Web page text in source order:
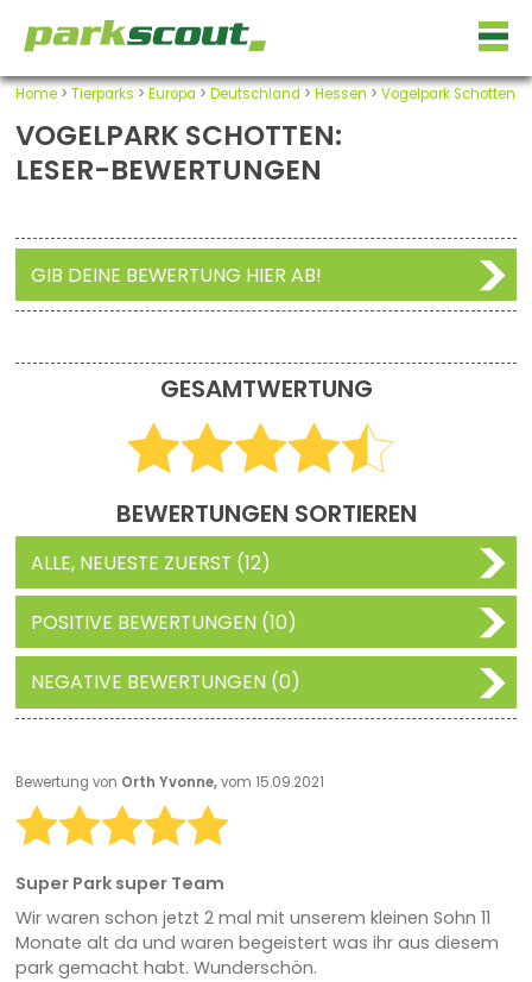
Home> Tierparks > Europa > Deutschland > Hessen > Vogelpark Schotten
VOGELPARK SCHOTTEN:
LESER-BEWERTUNGEN
GIB DEINE BEWERTUNG HIER AB!
GESAMTWERTUNG
BEWERTUNGEN SORTIEREN
ALLE, NEUESTE ZUERST (12)
POSITIVE BEWERTUNGEN (10)
NEGATIVE BEWERTUNGEN (0)
Bewertung von Orth Yvonne,vom 15.09.2021
Super Park super Team
Wir waren schon jetzt 2 mal mit unserem kleinen Sohn 11
Monate alt da und waren begeistert was ihr aus diesem
park gemacht habt. Wunderschön.